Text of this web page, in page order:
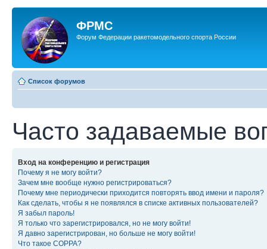
ФРМС
Форум Федерации ракетомодельного спорта России
Список форумов
Часто задаваемые
Вход на конференцию и регистрация
Почему я не могу войти?
Зачем мне вообще нужно регистрироваться?
Почему мне периодически приходится повторять ввод имени и пароля?
Как сделать, чтобы я не появлялся в списке активных пользователей?
Я забыл пароль!
Я только что зарегистрировался, но не могу войти!
Я давно зарегистрирован, но больше не могу войти!
Что такое COPPA?